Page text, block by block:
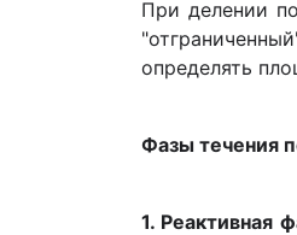
При делении
определять
Фазы течения
1. Реактивная